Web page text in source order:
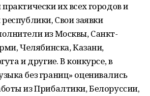
их всех городов и
Свои заявки
из Москвы, Санкт-
Челябинска, Казани,
и другие. В конкурсе, в
без границ» оценивались
из Прибалтики, Белоруссии,